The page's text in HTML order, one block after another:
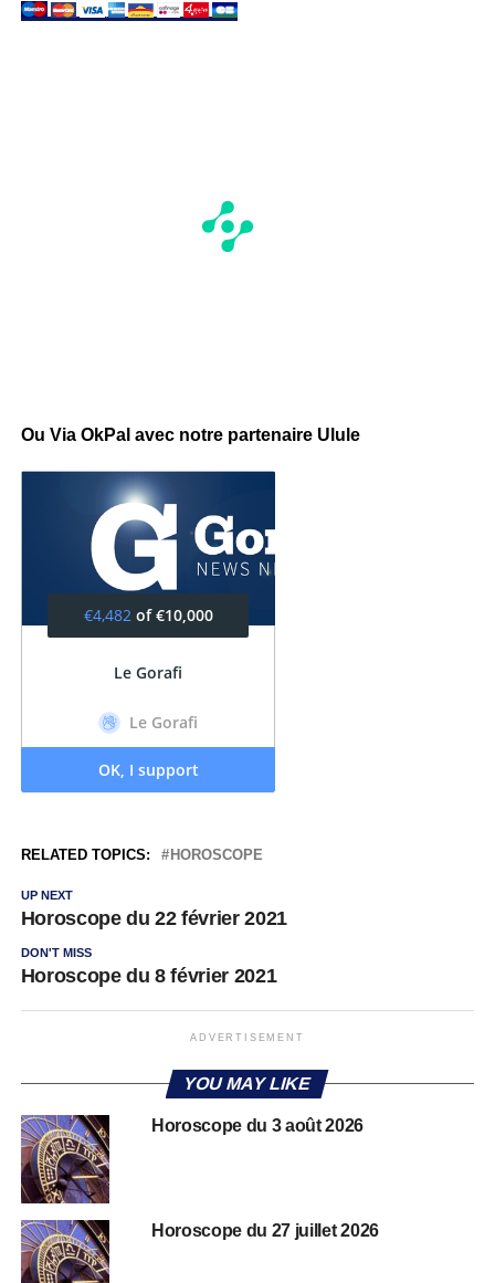
Ou Via OkPal avec notre partenaire Ulule
RELATED TOPICS: HOROSCOPE
UP NEXT
Horoscope du 22 février 2021
DON'T MISS
Horoscope du 8 février 2021
ADVERTISEMENT
YOU MAY LIKE
Horoscope du 3 août 2026
Horoscope du 27 juillet 2026